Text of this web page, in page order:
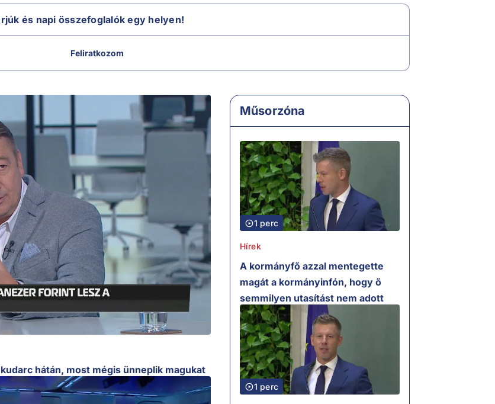
és napi összefoglalók egy helyen!
Feliratkozom
hátán, most mégis ünneplik magukat
Műsorzóna
1 perc
Hírek
A kormányfő azzal mentegette
magát a kormányinfón, hogy ő
semmilyen utasítást nem adott
1 perc